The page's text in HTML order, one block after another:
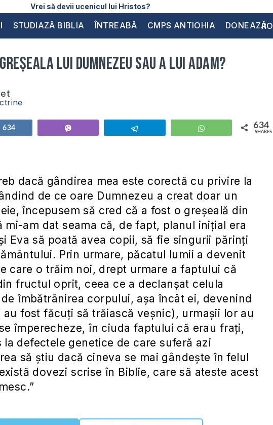
Vrei să devii ucenicul lui Hristos?
STUDIAZĂ BIBLIA ÎNTREABĂ CMPS ANTIOHIA DONEAZĂRO
lui Dumnezeu sau a lui Adam?
634 WhatsApp 634
SHARES
dacă gândirea mea este corectă cu privire la
de ce oare Dumnezeu a creat doar un
începusem să cred că a fost o greșeală din
mi-am dat seama că, de fapt, planul inițial era
Eva să poată avea copii, să fie singurii părinți
Prin urmare, păcatul lumii a devenit
care o trăim noi, drept urmare a faptului că
fructul oprit, ceea ce a declanșat celula
îmbătrânirea corpului, așa încât ei, devenind
au fost făcuți să trăiască veșnic), urmașii lor au
împerecheze, în ciuda faptului că erau frați,
la defectele genetice de care suferă azi
să știu dacă cineva se mai gândește în felul
dovezi scrise în Biblie, care să ateste acest